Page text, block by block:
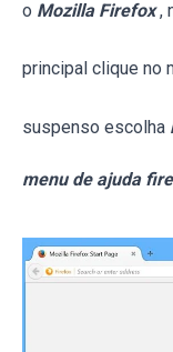
o Mozilla Firefox ,
principal clique no
suspenso escolha
menu de ajuda